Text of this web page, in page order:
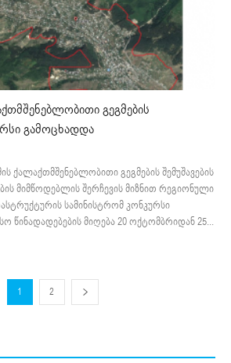
გეგმების
გამოცხადდა
ქალაქთმშენებლობითი გეგმების შემუშავების
მიმწოდებლის შერჩევის მიზნით რეგიონული
სამინისტრომ კონკურსი
წინადადებების მიღება 20 ოქტომბრიდან 25...
1 2